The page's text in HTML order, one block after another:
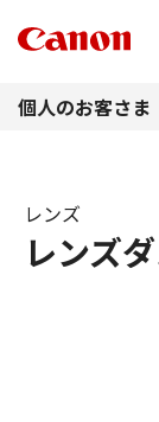
個人のお客さま
レンズ
レンズ